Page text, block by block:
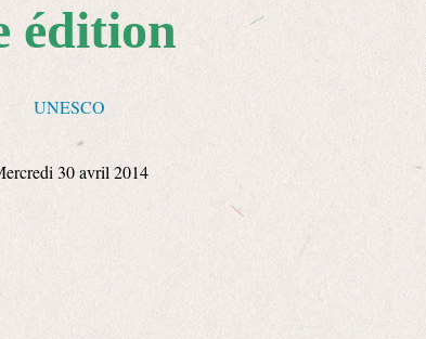
édition
UNESCO
30 avril 2014